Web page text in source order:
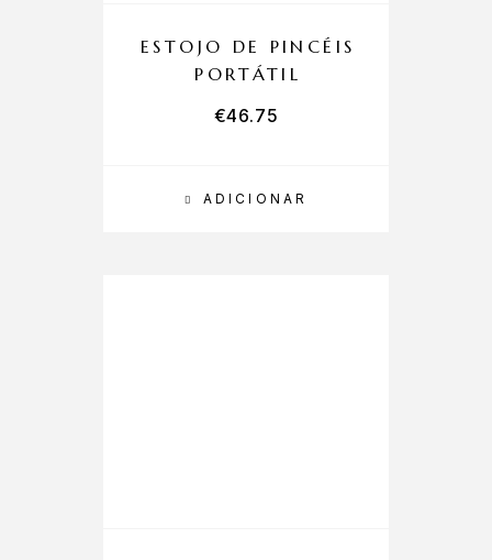
ADICIONAR
ESTOJO DE PINCÉIS
PORTÁTIL
€46.75